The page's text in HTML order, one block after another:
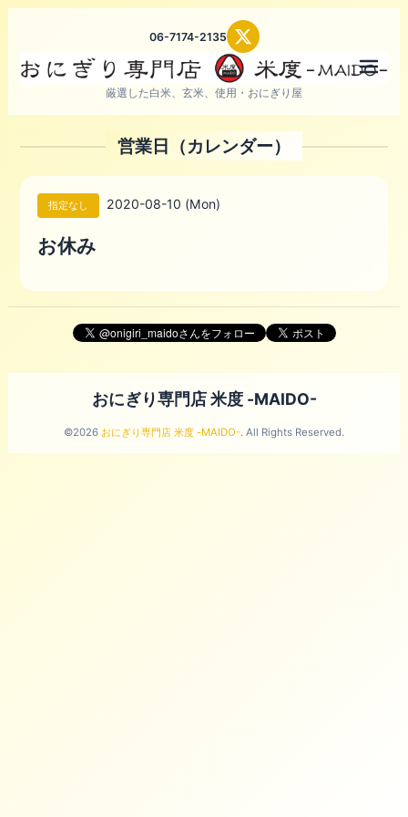
06-7174-2135
厳選した白米、玄米、使用・おにぎり屋
営業日（カレンダー）
指定なし 2020-08-10 (Mon)
お休み
おにぎり専門店 米度 -MAIDO-
©2026 おにぎり専門店 米度 -MAIDO-. All Rights Reserved.